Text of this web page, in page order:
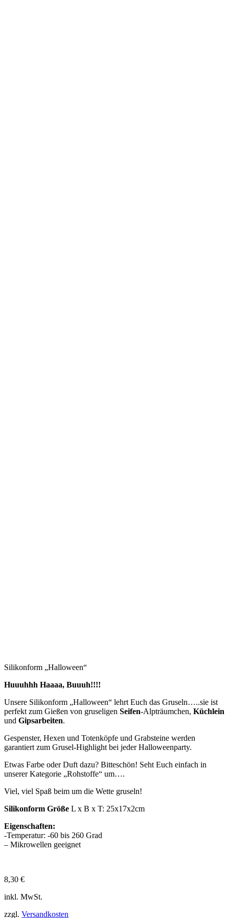
Silikonform „Halloween“
Huuuhhh Haaaa, Buuuh!!!!
Unsere Silikonform „Halloween“ lehrt Euch das Gruseln…..sie ist
perfekt zum Gießen von gruseligen Seifen-Alpträumchen, Küchlein
und Gipsarbeiten.
Gespenster, Hexen und Totenköpfe und Grabsteine werden
garantiert zum Grusel-Highlight bei jeder Halloweenparty.
Etwas Farbe oder Duft dazu? Bitteschön! Seht Euch einfach in
unserer Kategorie „Rohstoffe“ um….
Viel, viel Spaß beim um die Wette gruseln!
Silikonform Größe L x B x T: 25x17x2cm
Eigenschaften:
-Temperatur: -60 bis 260 Grad
– Mikrowellen geeignet
8,30 €
inkl. MwSt.
zzgl. Versandkosten